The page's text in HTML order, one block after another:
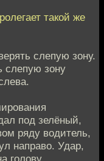
такой же
слепую зону.
слепую зону
под зелёный,
ряду водитель,
направо. Удар,
голову.